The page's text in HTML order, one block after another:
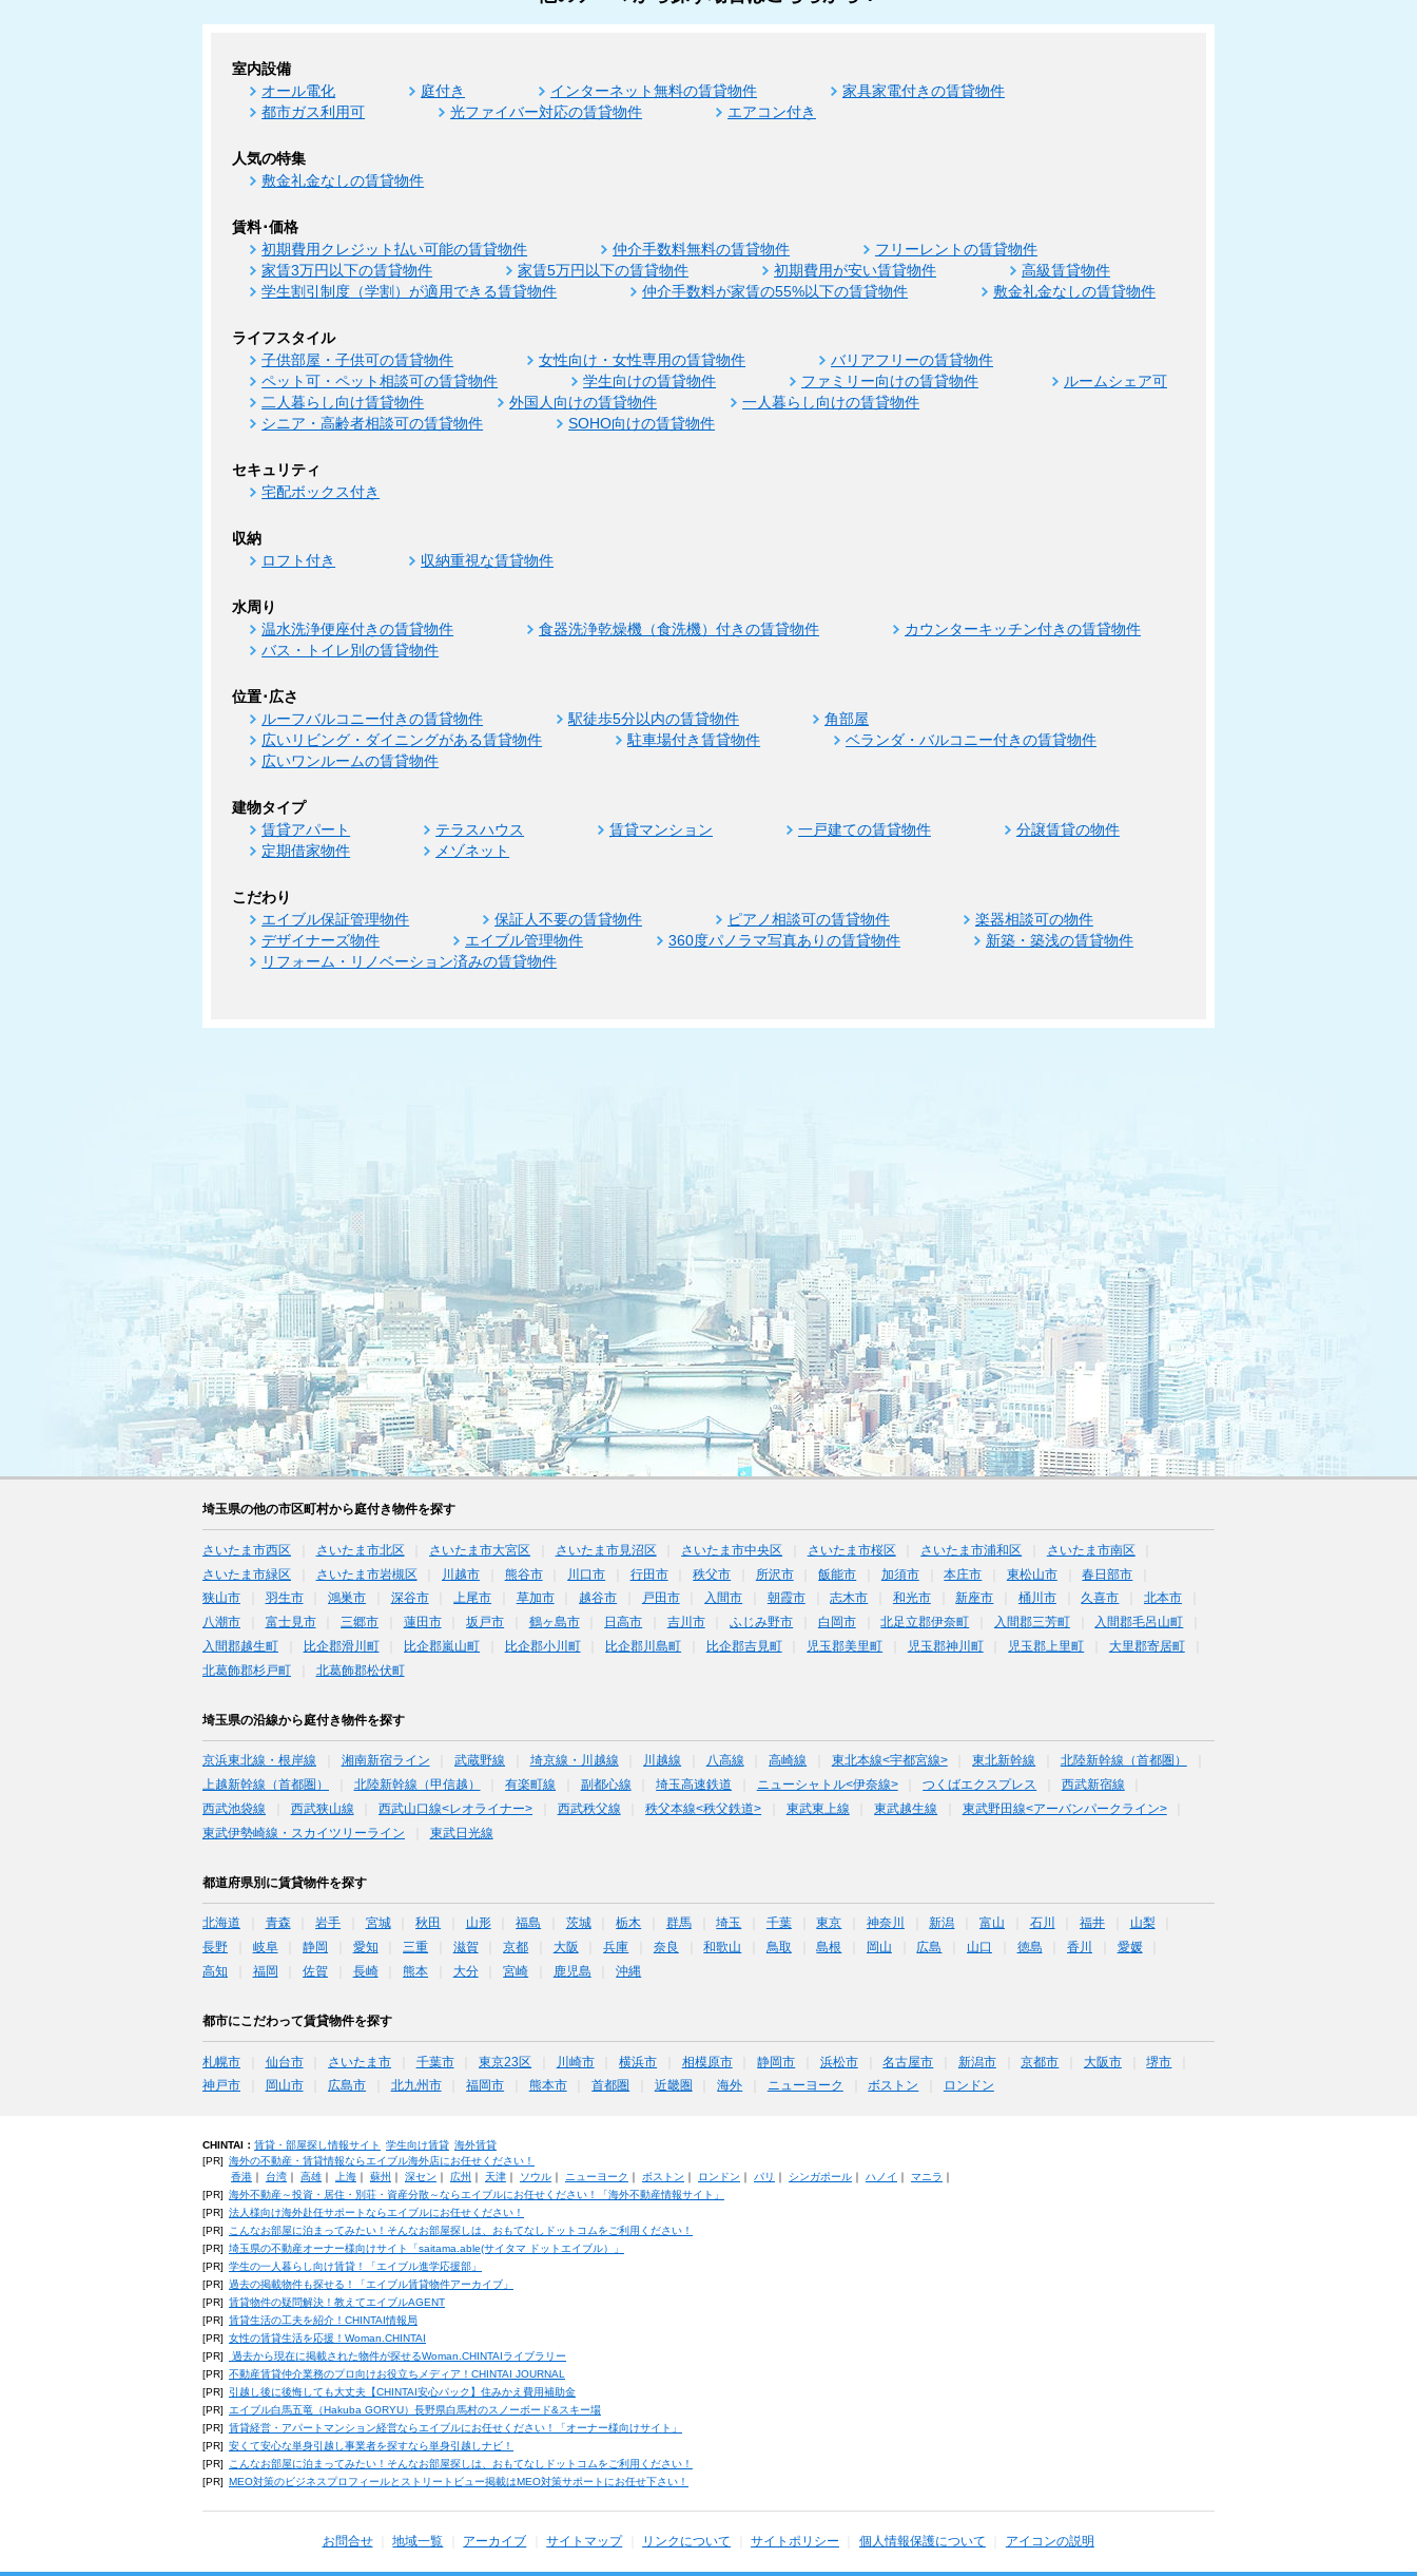
室内設備
オール電化 庭付き インターネット無料の賃貸物件
家具家電付きの賃貸物件
都市ガス利用可
光ファイバー対応の賃貸物件 エアコン付き
人気の特集
敷金礼金なしの賃貸物件
賃料･価格
初期費用クレジット払い可能の賃貸物件 仲介手数料無料の賃貸物件
フリーレントの賃貸物件
家賃3万円以下の賃貸物件
家賃5万円以下の賃貸物件 初期費用が安い賃貸物件
高級賃貸物件
学生割引制度（学割）が適用できる賃貸物件
仲介手数料が家賃の55%以下の賃貸物件 敷金礼金なしの賃貸物件
ライフスタイル
子供部屋・子供可の賃貸物件 女性向け・女性専用の賃貸物件
バリアフリーの賃貸物件
ペット可・ペット相談可の賃貸物件
学生向けの賃貸物件 ファミリー向けの賃貸物件
ルームシェア可
二人暮らし向け賃貸物件
外国人向けの賃貸物件
一人暮らし向けの賃貸物件
シニア・高齢者相談可の賃貸物件
SOHO向けの賃貸物件
セキュリティ
宅配ボックス付き
収納
ロフト付き 収納重視な賃貸物件
水周り
温水洗浄便座付きの賃貸物件 食器洗浄乾燥機（食洗機）付きの賃貸物件
カウンターキッチン付きの賃貸物件
バス・トイレ別の賃貸物件
位置･広さ
ルーフバルコニー付きの賃貸物件 駅徒歩5分以内の賃貸物件
角部屋
広いリビング・ダイニングがある賃貸物件
駐車場付き賃貸物件
ベランダ・バルコニー付きの賃貸物件
広いワンルームの賃貸物件
建物タイプ
賃貸アパート テラスハウス 賃貸マンション 一戸建ての賃貸物件
分譲賃貸の物件
定期借家物件
メゾネット
こだわり
エイブル保証管理物件 保証人不要の賃貸物件 ピアノ相談可の賃貸物件
楽器相談可の物件
デザイナーズ物件
エイブル管理物件 360度パノラマ写真ありの賃貸物件
新築・築浅の賃貸物件
リフォーム・リノベーション済みの賃貸物件
埼玉県の他の市区町村から庭付き物件を探す
さいたま市西区 さいたま市北区 さいたま市大宮区 さいたま市見沼区 さいたま市中央区 さいたま市桜区 さいたま市浦和区
さいたま市南区
さいたま市緑区
さいたま市岩槻区 川越市 熊谷市 川口市 行田市 秩父市 所沢市 飯能市 加須市 本庄市 東松山市
春日部市
狭山市
羽生市 鴻巣市 深谷市 上尾市 草加市 越谷市 戸田市 入間市 朝霞市 志木市 和光市 新座市 桶川市 久喜市
北本市
八潮市
富士見市 三郷市 蓮田市 坂戸市 鶴ヶ島市 日高市 吉川市 ふじみ野市 白岡市 北足立郡伊奈町 入間郡三芳町
入間郡毛呂山町
入間郡越生町
比企郡滑川町 比企郡嵐山町 比企郡小川町 比企郡川島町 比企郡吉見町 児玉郡美里町 児玉郡神川町 児玉郡上里町
大里郡寄居町
北葛飾郡杉戸町
北葛飾郡松伏町
埼玉県の沿線から庭付き物件を探す
京浜東北線・根岸線 湘南新宿ライン 武蔵野線 埼京線・川越線 川越線 八高線 高崎線 東北本線<宇都宮線> 東北新幹線
北陸新幹線（首都圏）
上越新幹線（首都圏）
北陸新幹線（甲信越） 有楽町線 副都心線 埼玉高速鉄道 ニューシャトル<伊奈線> つくばエクスプレス
西武新宿線
西武池袋線
西武狭山線 西武山口線<レオライナー> 西武秩父線 秩父本線<秩父鉄道> 東武東上線 東武越生線
東武野田線<アーバンパークライン>
東武伊勢崎線・スカイツリーライン
東武日光線
都道府県別に賃貸物件を探す
北海道 青森 岩手 宮城 秋田 山形 福島 茨城 栃木 群馬 埼玉 千葉 東京 神奈川 新潟 富山 石川 福井
山梨
長野
岐阜 静岡 愛知 三重 滋賀 京都 大阪 兵庫 奈良 和歌山 鳥取 島根 岡山 広島 山口 徳島 香川
愛媛
高知
福岡 佐賀 長崎 熊本 大分 宮崎 鹿児島 沖縄
都市にこだわって賃貸物件を探す
札幌市 仙台市 さいたま市 千葉市 東京23区 川崎市 横浜市 相模原市 静岡市 浜松市 名古屋市 新潟市 京都市 大阪市
堺市
神戸市
岡山市 広島市 北九州市 福岡市 熊本市 首都圏 近畿圏 海外 ニューヨーク ボストン ロンドン
CHINTAI： 賃貸・部屋探し情報サイト 学生向け賃貸 海外賃貸
[PR] 海外の不動産・賃貸情報ならエイブル海外店にお任せください！
香港｜ 台湾｜ 高雄｜ 上海｜ 蘇州 深セン 広州 天津｜ ソウル｜ ニューヨーク ボストン ロンドン パリ シンガポール｜ ハノイ マニラ
[PR] 海外不動産～投資・居住・別荘・資産分散～ならエイブルにお任せください！「海外不動産情報サイト」
[PR] 法人様向け海外赴任サポートならエイブルにお任せください！
[PR]
こんなお部屋に泊まってみたい！そんなお部屋探しは、おもてなしドットコムをご利用ください！
[PR] 埼玉県の不動産オーナー様向けサイト「saitama.able(サイタマ ドットエイブル）」
[PR] 学生の一人暮らし向け賃貸！「エイブル進学応援部」
[PR] 過去の掲載物件も探せる！「エイブル賃貸物件アーカイブ」
[PR] 賃貸物件の疑問解決！教えてエイブルAGENT
[PR] 賃貸生活の工夫を紹介！CHINTAI情報局
[PR] 女性の賃貸生活を応援！Woman.CHINTAI
[PR]
過去から現在に掲載された物件が探せるWoman.CHINTAIライブラリー
[PR] 不動産賃貸仲介業務のプロ向けお役立ちメディア！CHINTAI JOURNAL
[PR]
引越し後に後悔しても大丈夫【CHINTAI安心パック】住みかえ費用補助金
[PR] エイブル白馬五竜（Hakuba GORYU）長野県白馬村のスノーボード&スキー場
[PR] 賃貸経営・アパートマンション経営ならエイブルにお任せください！「オーナー様向けサイト」
[PR] 安くて安心な単身引越し事業者を探すなら単身引越しナビ！
[PR]
こんなお部屋に泊まってみたい！そんなお部屋探しは、おもてなしドットコムをご利用ください！
[PR] MEO対策のビジネスプロフィールとストリートビュー掲載はMEO対策サポートにお任せ下さい！
お問合せ 地域一覧 アーカイブ サイトマップ リンクについて サイトポリシー 個人情報保護について アイコンの説明